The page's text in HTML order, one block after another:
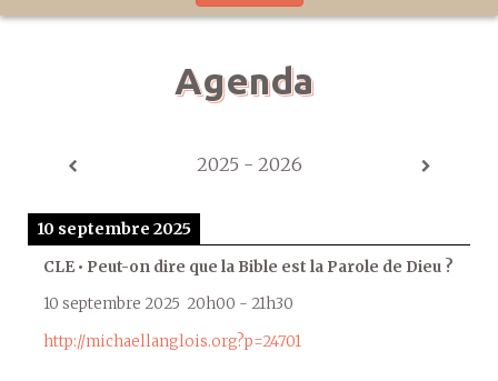
Agenda
2025 - 2026
10 septembre 2025
CLE • Peut-on dire que la Bible est la Parole de Dieu ?
10 septembre 2025 20h00 - 21h30
http://michaellanglois.org?p=24701